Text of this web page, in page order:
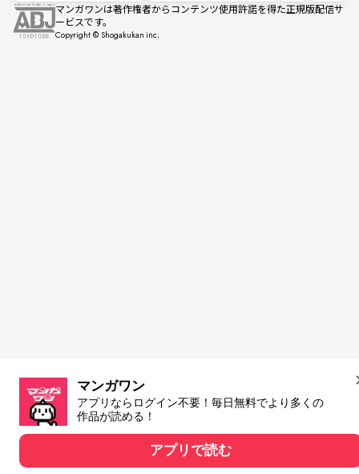
マンガワンは著作権者からコンテンツ使用許諾を得た正規版配信サ
ービスです。
Copyright © Shogakukan inc.
マンガワン
アプリならログイン不要！毎日無料でより多くの
作品が読める！
アプリで読む